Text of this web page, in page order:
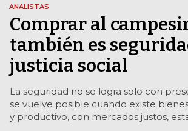
ANALISTAS
Comprar al
también es
justicia social
La seguridad no se logra solo con
se vuelve posible cuando existe
y productivo, con mercados justos,